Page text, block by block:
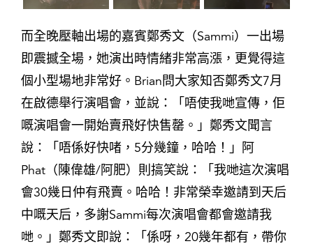
而全晚壓軸出場的嘉賓鄭秀文（Sammi）一出場
即震撼全場，她演出時情緒非常高漲，更覺得這
個小型場地非常好。Brian問大家知否鄭秀文7月
在啟德舉行演唱會，並說：「唔使我哋宣傳，佢
嘅演唱會一開始賣飛好快售罄。」鄭秀文聞言
說：「唔係好快啫，5分幾鐘，哈哈！」阿
Phat（陳偉雄/阿肥）則搞笑說：「我哋這次演唱
會30幾日仲有飛賣。哈哈！非常榮幸邀請到天后
中嘅天后，多謝Sammi每次演唱會都會邀請我
哋。」鄭秀文即說：「係呀，20幾年都有，帶你